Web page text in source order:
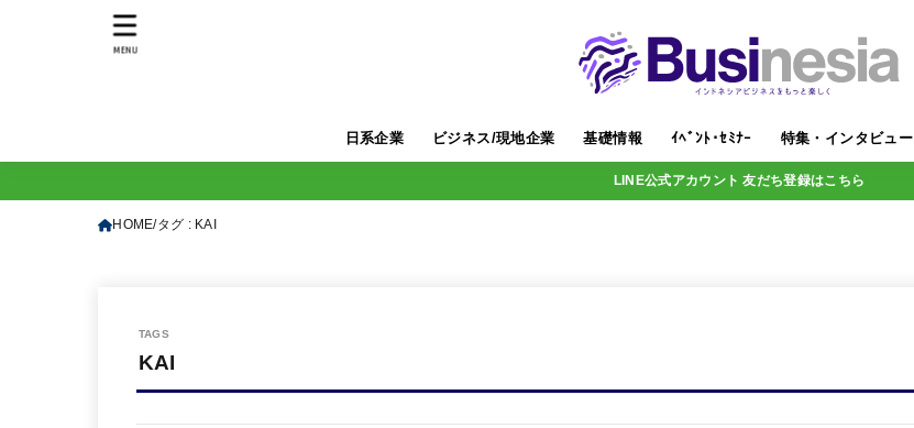
日系企業 ビジネス/現地企業 基礎情報 ｲﾍﾞﾝﾄ･ｾﾐﾅｰ 特集・インタビュー
MENU
LINE公式アカウント 友だち登録はこちら
HOME タグ : KAI
KAI